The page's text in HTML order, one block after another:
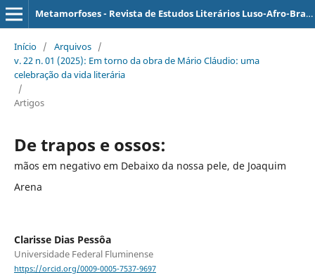
Metamorfoses - Revista de Estudos Literários Luso-Afro-Brasileiros
Início / Arquivos /
v. 22 n. 01 (2025): Em torno da obra de Mário Cláudio: uma
celebração da vida literária
/
Artigos
De trapos e ossos:
mãos em negativo em Debaixo da nossa pele, de Joaquim
Arena
Clarisse Dias Pessôa
Universidade Federal Fluminense
https://orcid.org/0009-0005-7537-9697